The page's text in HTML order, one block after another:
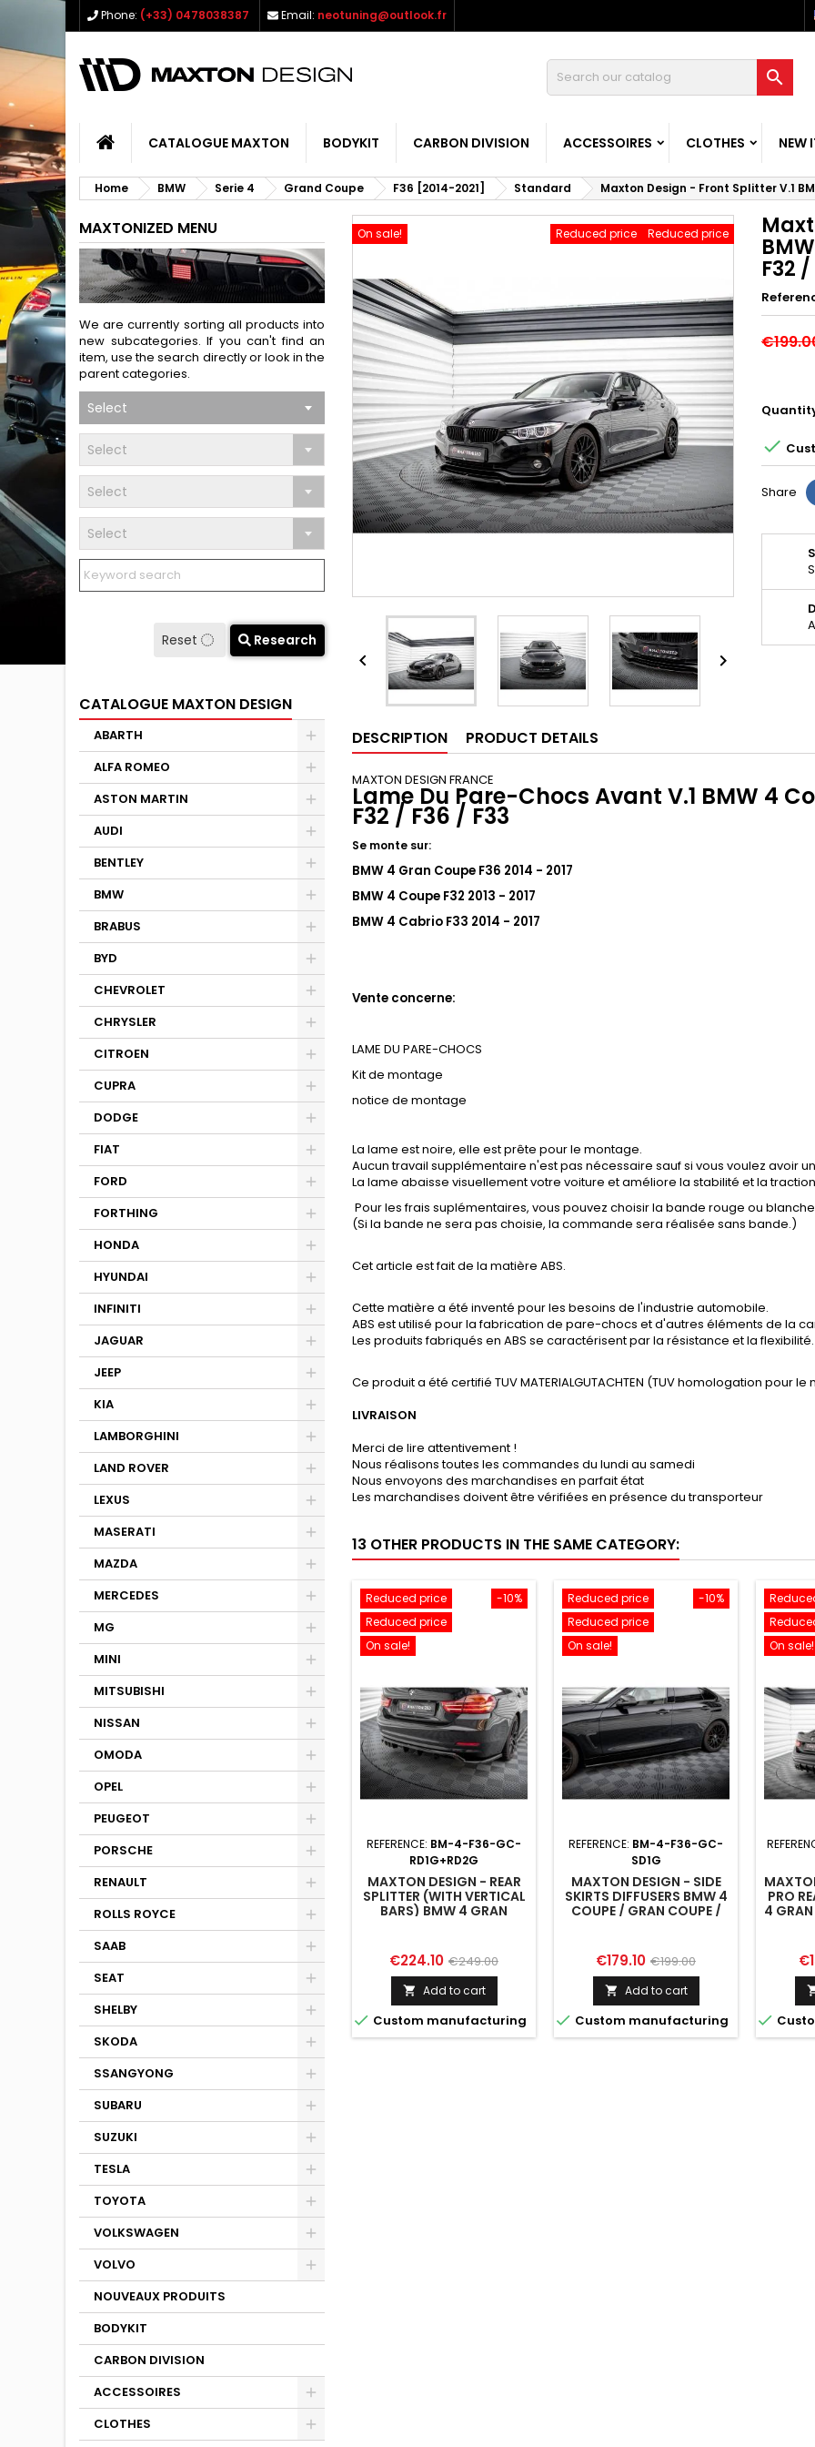
Phone: (+33) 0478038387 Email: neotuning@outlook.fr

CATALOGUE MAXTON BODYKIT CARBON DIVISION ACCESSOIRES CLOTHES NEW
Home BMW Serie 4 Grand Coupe F36 [2014-2021] Standard Maxton Design - Front Splitter V.1
MAXTONIZED MENU
We are currently sorting all products into
new subcategories. If you can't find an
item, use the search directly or look in the
parent categories.
Select
Select
Select
Select
Reset Research
CATALOGUE MAXTON DESIGN
ABARTH
ALFA ROMEO
ASTON MARTIN
AUDI
BENTLEY
BMW
BRABUS
BYD
CHEVROLET
CHRYSLER
CITROEN
CUPRA
DODGE
FIAT
FORD
FORTHING
HONDA
HYUNDAI
INFINITI
JAGUAR
JEEP
KIA
LAMBORGHINI
LAND ROVER
LEXUS
MASERATI
MAZDA
MERCEDES
MG
MINI
MITSUBISHI
NISSAN
OMODA
OPEL
PEUGEOT
PORSCHE
RENAULT
ROLLS ROYCE
SAAB
SEAT
SHELBY
SKODA
SSANGYONG
SUBARU
SUZUKI
TESLA
TOYOTA
VOLKSWAGEN
VOLVO
NOUVEAUX PRODUITS
BODYKIT
CARBON DIVISION
ACCESSOIRES
CLOTHES
On sale! Reduced price
Reduced price
 
F32

Share
DESCRIPTION PRODUCT DETAILS
MAXTON DESIGN FRANCE
Lame Du Pare-Chocs Avant V.1 BMW 4
F32 / F36 / F33
Se monte sur:
BMW 4 Gran Coupe F36 2014 - 2017
BMW 4 Coupe F32 2013 - 2017
BMW 4 Cabrio F33 2014 - 2017
Vente concerne:
LAME DU PARE-CHOCS
Kit de montage
notice de montage
La lame est noire, elle est prête pour le montage.
Aucun travail supplémentaire n'est pas nécessaire sauf si vous voulez avoir
La lame abaisse visuellement votre voiture et améliore la stabilité et la
Pour les frais suplémentaires, vous pouvez choisir la bande rouge ou
(Si la bande ne sera pas choisie, la commande sera réalisée sans bande.)
Cet article est fait de la matière ABS.
Cette matière a été inventé pour les besoins de l'industrie automobile.
ABS est utilisé pour la fabrication de pare-chocs et d'autres éléments de la
Les produits fabriqués en ABS se caractérisent par la résistance et la flexibilité.
Ce produit a été certifié TUV MATERIALGUTACHTEN (TUV homologation pour
LIVRAISON
Merci de lire attentivement !
Nous réalisons toutes les commandes du lundi au samedi
Nous envoyons des marchandises en parfait état
Les marchandises doivent être vérifiées en présence du transporteur
13 OTHER PRODUCTS IN THE SAME CATEGORY:
-10%
Reduced price
Reduced price
On sale!
REFERENCE: BM-4-F36-GC-
RD1G+RD2G
MAXTON DESIGN - REAR
SPLITTER (WITH VERTICAL
BARS) BMW 4 GRAN
Price
€224.10 Regular
price
€249.00
 Add to cart
 Custom manufacturing
-10%
Reduced price
Reduced price
On sale!
REFERENCE: BM-4-F36-GC-
SD1G
MAXTON DESIGN - SIDE
SKIRTS DIFFUSERS BMW 4
COUPE / GRAN COUPE /
Price
€179.10 Regular
price
€199.00
 Add to cart
 Custom manufacturing
On sale!
PRO
4
